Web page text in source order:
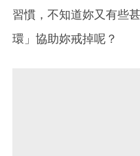
習慣，不知道妳又有些
環」協助妳戒掉呢？